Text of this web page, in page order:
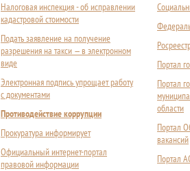
Налоговая инспекция - об исправлении
кадастровой стоимости
Подать заявление на получение
разрешения на такси — в электронном
виде
Электронная подпись упрощает работу
с документами
Противодействие коррупции
Прокуратура информирует
Официальный интернет-портал
правовой информации
Портал
Портал
области
Портал
вакансий
Портал